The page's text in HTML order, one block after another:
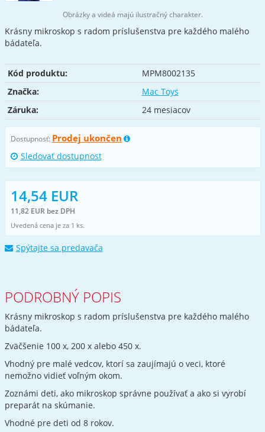
Obrázky a videá majú ilustračný charakter.
Krásny mikroskop s radom príslušenstva pre každého malého
bádateľa.
Kód produktu:
MPM8002135
Značka:
Mac Toys
Záruka:
24 mesiacov
Dostupnosť: Prodej ukončen
Sledovať dostupnost
14,54 EUR
11,82 EUR bez DPH
Uvedená cena je za 1 ks.
Spýtajte sa predavača
PODROBNÝ POPIS
Krásny mikroskop s radom príslušenstva pre každého malého
bádateľa.
Zväčšenie 100 x, 200 x alebo 450 x.
Vhodný pre malé vedcov, ktorí sa zaujímajú o veci, ktoré
nemožno vidieť voľným okom.
Zoznámi deti, ako mikroskop správne používať a ako si vyrobí
preparát na skúmanie.
Vhodné pre deti od 8 rokov.